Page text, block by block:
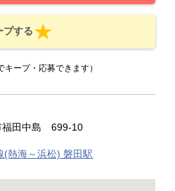
プする
キープ・応募できます）
福田中島 699-10
(熱海～浜松) 磐田駅